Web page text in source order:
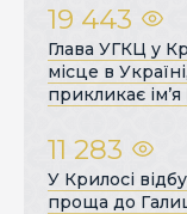
19 443
Глава УГКЦ у
місце в
прикликає
11 283
У Крилосі
проща до